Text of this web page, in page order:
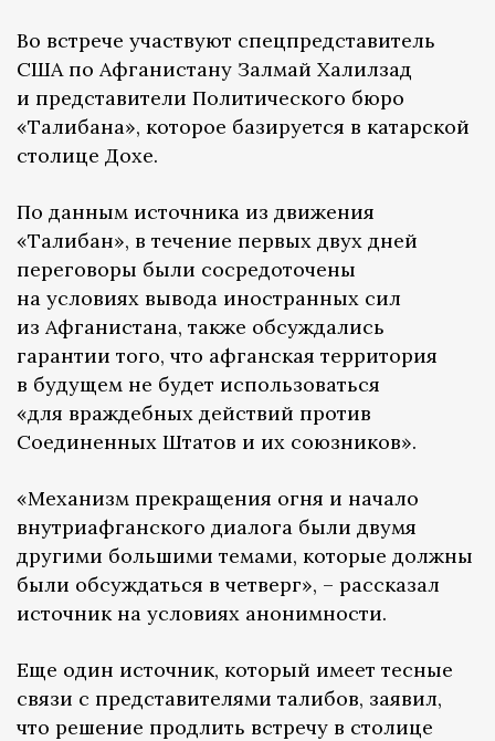
Во встрече участвуют спецпредставитель
США по Афганистану Залмай Халилзад
и представители Политического бюро
«Талибана», которое базируется в катарской
столице Дохе.
По данным источника из движения
«Талибан», в течение первых двух дней
переговоры были сосредоточены
на условиях вывода иностранных сил
из Афганистана, также обсуждались
гарантии того, что афганская территория
в будущем не будет использоваться
«для враждебных действий против
Соединенных Штатов и их союзников».
«Механизм прекращения огня и начало
внутриафганского диалога были двумя
другими большими темами, которые должны
были обсуждаться в четверг», – рассказал
источник на условиях анонимности.
Еще один источник, который имеет тесные
связи с представителями талибов, заявил,
что решение продлить встречу в столице